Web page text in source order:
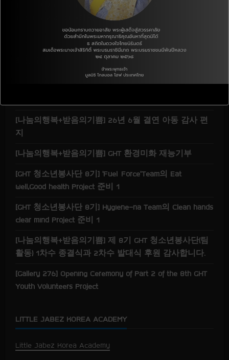
Tel :+82-70-8064-8891 (한국인터넷전화)
+66-55-258-881(태국사무소)
[지역사회] 26년 7월 결연 아동 후원 CDP(Children
[나눔의행복+받음의기쁨] 26년 6월 결연 아동 감사 편
지
[나눔의행복+받음의기쁨] GHT 환경미화 재능기부
[GHT 청소년봉사단 8기] ‘Fuel Force’Team의 Eat
well,Good health Project 준비 1
[GHT 청소년봉사단 8기] Hygiene-na Team의 Clean hands
clear mind Project 준비 1
[나눔의행복+받음의기쁨] 제 8기 GHT 청소년봉사단(팀
활동) 1차수 종결식과 2차수 발대식 후원 감사합니다.
[Gallery 276] Opening Ceremony of Part 2 of the 8th GHT
Youth Volunteers Project
LITTLE JABEZ KOREA ACADEMY
Little Jabez Korea Academy